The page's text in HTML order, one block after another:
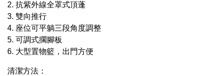
2. 抗紫外線全罩式頂蓬
3. 雙向推行
4. 座位可平躺三段角度調整
5. 可調式擱腳板
6. 大型置物籃，出門方便
清潔方法：